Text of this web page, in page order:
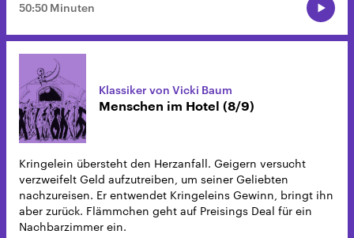
50:50 Minuten
Klassiker von Vicki Baum
Menschen im Hotel (8/9)
Kringelein übersteht den Herzanfall. Geigern versucht
verzweifelt Geld aufzutreiben, um seiner Geliebten
nachzureisen. Er entwendet Kringeleins Gewinn, bringt ihn
aber zurück. Flämmchen geht auf Preisings Deal für ein
Nachbarzimmer ein.